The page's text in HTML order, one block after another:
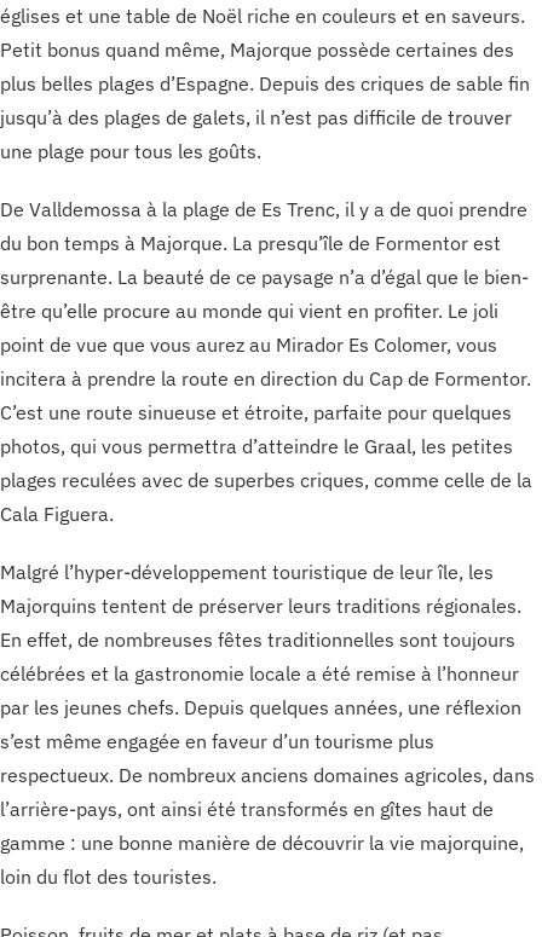
églises et une table de Noël riche en couleurs et en saveurs.
Petit bonus quand même, Majorque possède certaines des
plus belles plages d’Espagne. Depuis des criques de sable fin
jusqu’à des plages de galets, il n’est pas difficile de trouver
une plage pour tous les goûts.
De Valldemossa à la plage de Es Trenc, il y a de quoi prendre
du bon temps à Majorque. La presqu’île de Formentor est
surprenante. La beauté de ce paysage n’a d’égal que le bien-
être qu’elle procure au monde qui vient en profiter. Le joli
point de vue que vous aurez au Mirador Es Colomer, vous
incitera à prendre la route en direction du Cap de Formentor.
C’est une route sinueuse et étroite, parfaite pour quelques
photos, qui vous permettra d’atteindre le Graal, les petites
plages reculées avec de superbes criques, comme celle de la
Cala Figuera.
Malgré l’hyper-développement touristique de leur île, les
Majorquins tentent de préserver leurs traditions régionales.
En effet, de nombreuses fêtes traditionnelles sont toujours
célébrées et la gastronomie locale a été remise à l’honneur
par les jeunes chefs. Depuis quelques années, une réflexion
s’est même engagée en faveur d’un tourisme plus
respectueux. De nombreux anciens domaines agricoles, dans
l’arrière-pays, ont ainsi été transformés en gîtes haut de
gamme : une bonne manière de découvrir la vie majorquine,
loin du flot des touristes.